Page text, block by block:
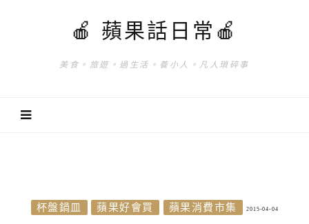
🍎 蘋果話日常🍎
美食。旅遊。過生活。養小人。凡人瑣碎事
杯盤鍋皿 蘋果好會買 蘋果消費市集 2015-04-04